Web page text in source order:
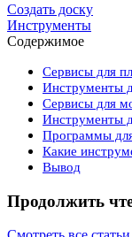
Создать доску
Инструменты
Содержимое
Сервисы для
Инструменты
Сервисы для
Инструменты
Программы
Какие
Вывод
Продолжить